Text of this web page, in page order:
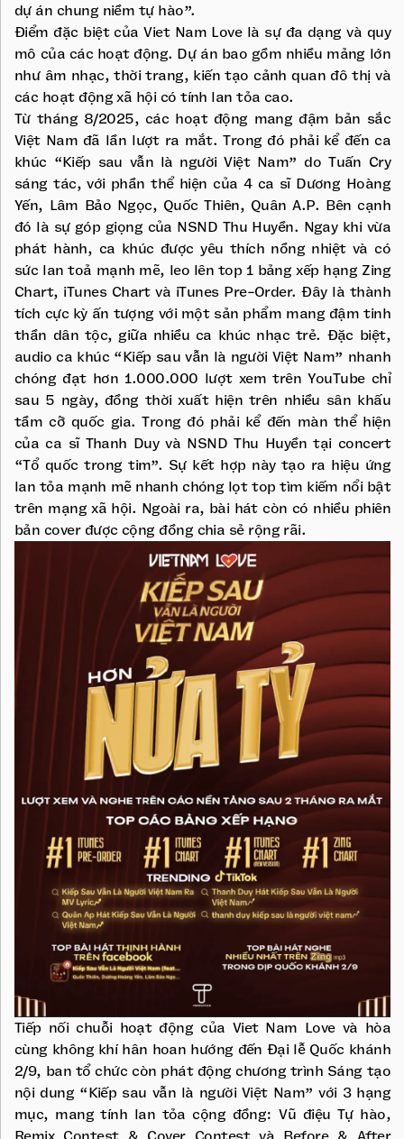
dự án chung niềm tự hào”.
Điểm đặc biệt của Viet Nam Love là sự đa dạng và quy
mô của các hoạt động. Dự án bao gồm nhiều mảng lớn
như âm nhạc, thời trang, kiến tạo cảnh quan đô thị và
các hoạt động xã hội có tính lan tỏa cao.
Từ tháng 8/2025, các hoạt động mang đậm bản sắc
Việt Nam đã lần lượt ra mắt. Trong đó phải kể đến ca
khúc “Kiếp sau vẫn là người Việt Nam” do Tuấn Cry
sáng tác, với phần thể hiện của 4 ca sĩ Dương Hoàng
Yến, Lâm Bảo Ngọc, Quốc Thiên, Quân A.P. Bên cạnh
đó là sự góp giọng của NSND Thu Huyền. Ngay khi vừa
phát hành, ca khúc được yêu thích nồng nhiệt và có
sức lan toả mạnh mẽ, leo lên top 1 bảng xếp hạng Zing
Chart, iTunes Chart và iTunes Pre-Order. Đây là thành
tích cực kỳ ấn tượng với một sản phẩm mang đậm tinh
thần dân tộc, giữa nhiều ca khúc nhạc trẻ. Đặc biệt,
audio ca khúc “Kiếp sau vẫn là người Việt Nam” nhanh
chóng đạt hơn 1.000.000 lượt xem trên YouTube chỉ
sau 5 ngày, đồng thời xuất hiện trên nhiều sân khấu
tầm cỡ quốc gia. Trong đó phải kể đến màn thể hiện
của ca sĩ Thanh Duy và NSND Thu Huyền tại concert
“Tổ quốc trong tim”. Sự kết hợp này tạo ra hiệu ứng
lan tỏa mạnh mẽ nhanh chóng lọt top tìm kiếm nổi bật
trên mạng xã hội. Ngoài ra, bài hát còn có nhiều phiên
bản cover được cộng đồng chia sẻ rộng rãi.
Tiếp nối chuỗi hoạt động của Viet Nam Love và hòa
cùng không khí hân hoan hướng đến Đại lễ Quốc khánh
2/9, ban tổ chức còn phát động chương trình Sáng tạo
nội dung “Kiếp sau vẫn là người Việt Nam” với 3 hạng
mục, mang tính lan tỏa cộng đồng: Vũ điệu Tự hào,